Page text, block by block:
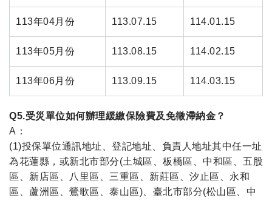
113年04月份 113.07.15 114.01.15
113年05月份 113.08.15 114.02.15
113年06月份 113.09.15 114.03.15
Q5.受災單位如何辦理緩繳保險費及免徵滯納金？
A：
(1)投保單位通訊地址、登記地址、負責人地址其中任一址
為花蓮縣，或新北市部分(土城區、板橋區、中和區、五股
區、新店區、八里區、三重區、新莊區、汐止區、永和
區、蘆洲區、鶯歌區、泰山區)、臺北市部分(松山區、中